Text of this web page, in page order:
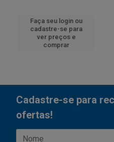
Faça seu login ou
cadastre-se para
ver preços e
comprar
Cadastre-se para
ofertas!